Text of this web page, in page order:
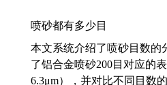
喷砂都有多少目
本文系统介绍了喷砂目数的
了铝合金喷砂200目对应的
6.3μm），并对比不同目数